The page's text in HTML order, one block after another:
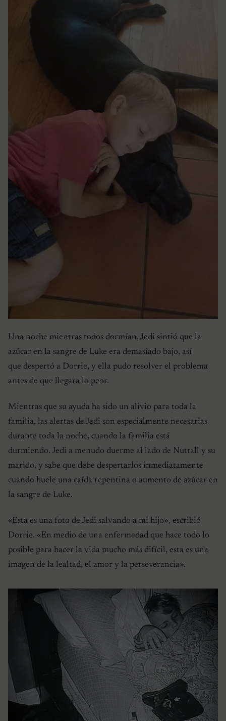
Una noche mientras todos dormían, Jedi sintió que la
azúcar en la sangre de Luke era demasiado bajo, así
que despertó a Dorrie, y ella pudo resolver el problema
antes de que llegara lo peor.
Mientras que su ayuda ha sido un alivio para toda la
familia, las alertas de Jedi son especialmente necesarias
durante toda la noche, cuando la familia está
durmiendo. Jedi a menudo duerme al lado de Nuttall y su
marido, y sabe que debe despertarlos inmediatamente
cuando huele una caída repentina o aumento de azúcar en
la sangre de Luke.
«Esta es una foto de Jedi salvando a mi hijo», escribió
Dorrie. «En medio de una enfermedad que hace todo lo
posible para hacer la vida mucho más difícil, esta es una
imagen de la lealtad, el amor y la perseverancia».